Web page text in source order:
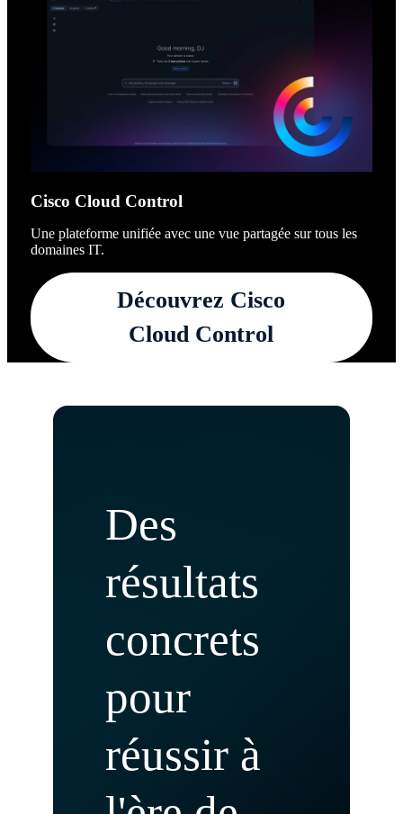
Cisco Cloud Control
Une plateforme unifiée avec une vue partagée sur tous les
domaines IT.
Découvrez Cisco
Cloud Control
Des
résultats
concrets
pour
réussir à